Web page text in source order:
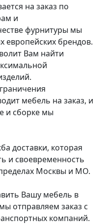
на заказ по
и
фурнитуры мы
европейских брендов.
Вам найти
мебель на заказ, и
и сборке мы
доставки, которая
и своевременность
Москвы и МО.
Вашу мебель в
отправляем заказ с
компаний.